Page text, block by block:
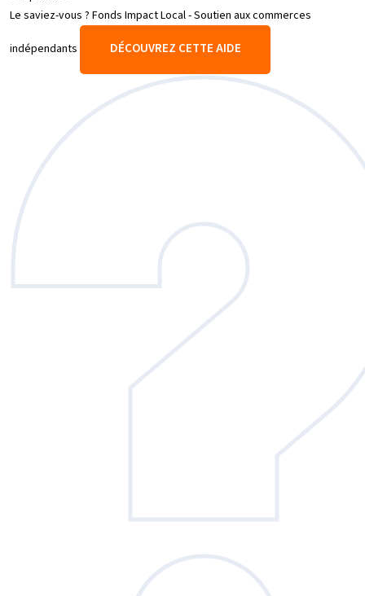
Le saviez-vous ? Fonds Impact Local - Soutien aux commerces
indépendants DÉCOUVREZ CETTE AIDE